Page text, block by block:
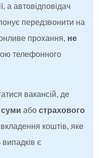
а автовідповідач
передзвонити на
прохання, не
телефонного
вакансій, де
суми абострахового
коштів, яке
є